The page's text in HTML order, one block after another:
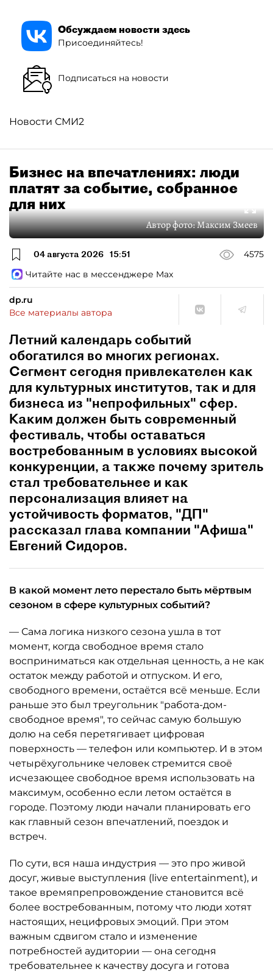
Обсуждаем новости здесь
Присоединяйтесь!
Подписаться на новости
Новости СМИ2
Бизнес на впечатлениях: люди
платят за событие, собранное
для них
Автор фото:Максим Змеев
04 августа 2026 15:51
4575
Читайте нас в мессенджере Max
dp.ru
Все материалы автора
Летний календарь событий
обогатился во многих регионах.
Сегмент сегодня привлекателен как
для культурных институтов, так и для
бизнеса из "непрофильных" сфер.
Каким должен быть современный
фестиваль, чтобы оставаться
востребованным в условиях высокой
конкуренции, а также почему зритель
стал требовательнее и как
персонализация влияет на
устойчивость форматов, "ДП"
рассказал глава компании "Афиша"
Евгений Сидоров.
В какой момент лето перестало быть мёртвым
сезоном в сфере культурных событий?
— Сама логика низкого сезона ушла в тот
момент, когда свободное время стало
восприниматься как отдельная ценность, а не как
остаток между работой и отпуском. И его,
свободного времени, остаётся всё меньше. Если
раньше это был треугольник "работа-дом-
свободное время", то сейчас самую большую
долю на себя перетягивает цифровая
поверхность — телефон или компьютер. И в этом
четырёхугольнике человек стремится своё
исчезающее свободное время использовать на
максимум, особенно если летом остаётся в
городе. Поэтому люди начали планировать его
как главный сезон впечатлений, поездок и
встреч.
По сути, вся наша индустрия — это про живой
досуг, живые выступления (live entertainment), и
такое времяпрепровождение становится всё
более востребованным, потому что люди хотят
настоящих, нецифровых эмоций. При этом
важным сдвигом стало и изменение
потребностей аудитории — она сегодня
требовательнее к качеству досуга и готова